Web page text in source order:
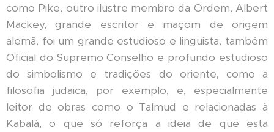
como Pike, outro ilustre membro da Ordem, Albert
Mackey, grande escritor e maçom de origem
alemã, foi um grande estudioso e linguista, também
Oficial do Supremo Conselho e profundo estudioso
do simbolismo e tradições do oriente, como a
filosofia judaica, por exemplo, e, especialmente
leitor de obras como o Talmud e relacionadas à
Kabalá, o que só reforça a ideia de que esta